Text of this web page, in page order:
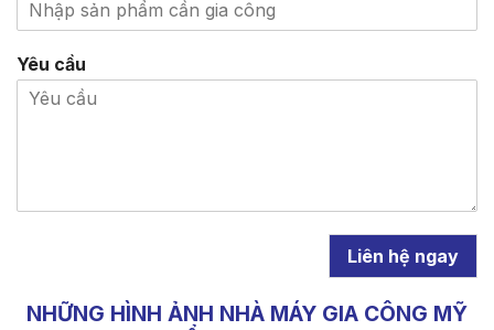
Yêu cầu
Liên hệ ngay
NHỮNG HÌNH ẢNH NHÀ MÁY GIA CÔNG MỸ